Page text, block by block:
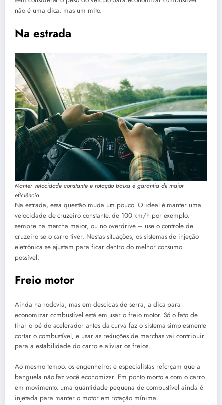
não é uma dica, mas um mito.
Na estrada
Manter velocidade constante e rotação baixa é garantia de maior
eficiência
Na estrada, essa questão muda um pouco. O ideal é manter uma
velocidade de cruzeiro constante, de 100 km/h por exemplo,
sempre na marcha maior, ou no overdrive – use o controle de
cruzeiro se o carro tiver. Nestas situações, os sistemas de injeção
eletrônica se ajustam para ficar dentro do melhor consumo
possível.
Freio motor
Ainda na rodovia, mas em descidas de serra, a dica para
economizar combustível está em usar o freio motor. Só o fato de
tirar o pé do acelerador antes da curva faz o sistema simplesmente
cortar o combustível, e usar as reduções de marchas vai contribuir
para a estabilidade do carro e aliviar os freios.
Ao mesmo tempo, os engenheiros e especialistas reforçam que a
banguela não faz você economizar. Em ponto morto e com o carro
em movimento, uma quantidade pequena de combustível ainda é
injetada para manter o motor em rotação mínima.